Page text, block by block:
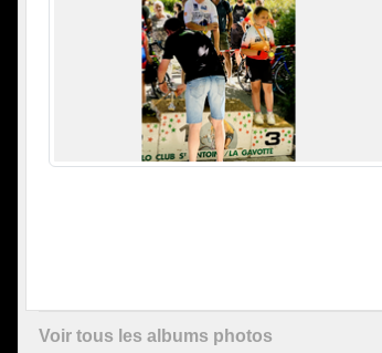
Voir tous les albums photos